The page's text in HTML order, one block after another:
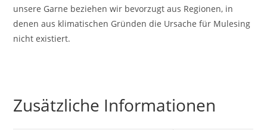
unsere Garne beziehen wir bevorzugt aus Regionen, in
denen aus klimatischen Gründen die Ursache für Mulesing
nicht existiert.
Zusätzliche Informationen